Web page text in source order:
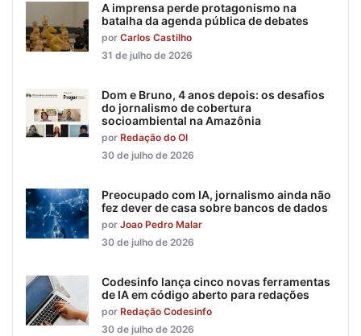
A imprensa perde protagonismo na
batalha da agenda pública de debates
por Carlos Castilho
31 de julho de 2026
Dom e Bruno, 4 anos depois: os desafios
do jornalismo de cobertura
socioambiental na Amazônia
por Redação do OI
30 de julho de 2026
Preocupado com IA, jornalismo ainda não
fez dever de casa sobre bancos de dados
por Joao Pedro Malar
30 de julho de 2026
Codesinfo lança cinco novas ferramentas
de IA em código aberto para redações
por Redação Codesinfo
30 de julho de 2026